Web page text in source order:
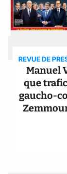
REVUE DE
Manuel
que
gaucho-